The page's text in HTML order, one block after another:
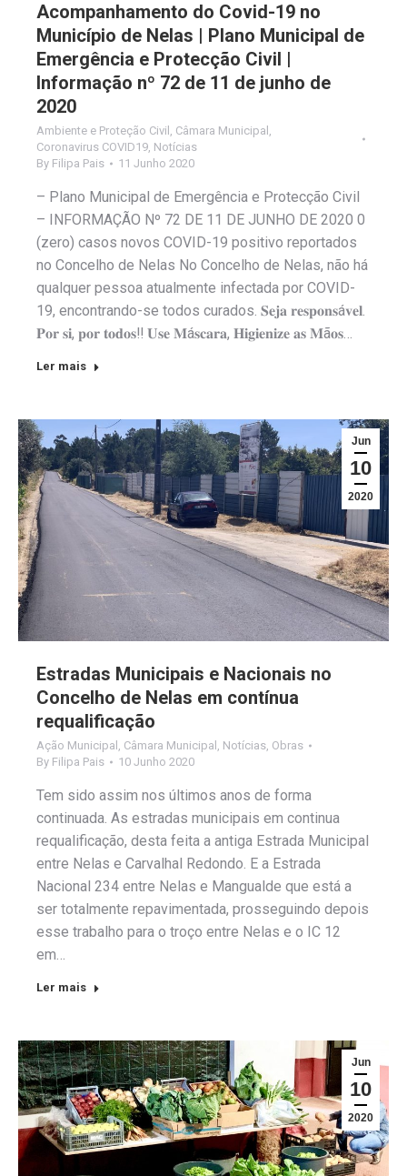
Acompanhamento do Covid-19 no
Município de Nelas | Plano Municipal de
Emergência e Protecção Civil |
Informação nº 72 de 11 de junho de
2020
Ambiente e Proteção Civil , Câmara Municipal ,
Coronavirus COVID19, Notícias
By Filipa Pais 11 Junho 2020
– Plano Municipal de Emergência e Protecção Civil
– INFORMAÇÃO Nº 72 DE 11 DE JUNHO DE 2020 0
(zero) casos novos COVID-19 positivo reportados
no Concelho de Nelas No Concelho de Nelas, não há
qualquer pessoa atualmente infectada por COVID-
19, encontrando-se todos curados. 𝐒𝐞𝐣𝐚 𝐫𝐞𝐬𝐩𝐨𝐧𝐬á𝐯𝐞𝐥.
𝐏𝐨𝐫 𝐬𝐢, 𝐩𝐨𝐫 𝐭𝐨𝐝𝐨𝐬‼️ 𝐔𝐬𝐞 𝐌á𝐬𝐜𝐚𝐫𝐚, 𝐇𝐢𝐠𝐢𝐞𝐧𝐢𝐳𝐞 𝐚𝐬 𝐌ã𝐨𝐬…
Ler mais
Jun
10
2020
Estradas Municipais e Nacionais no
Concelho de Nelas em contínua
requalificação
Ação Municipal , Câmara Municipal , Notícias, Obras
By Filipa Pais 10 Junho 2020
Tem sido assim nos últimos anos de forma
continuada. As estradas municipais em continua
requalificação, desta feita a antiga Estrada Municipal
entre Nelas e Carvalhal Redondo. E a Estrada
Nacional 234 entre Nelas e Mangualde que está a
ser totalmente repavimentada, prosseguindo depois
esse trabalho para o troço entre Nelas e o IC 12
em…
Ler mais
Jun
10
2020